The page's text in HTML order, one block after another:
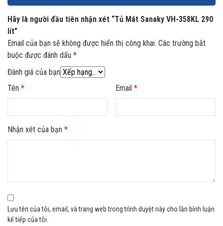
Dàn lạnh bằng nhôm tiết kiệm
còn tiết kiệm chi phí cho người sử dụng khi có giá thành
phải chăng.
Hãy là người đầu tiên nhận xét “Tủ Mát Sanaky VH-358KL 290
lít”
Email của bạn sẽ không được hiển thị công khai. Các trường bắt
buộc được đánh dấu *
Đánh giá của bạn
Nhận xét của bạn *
Tên * Email*
Lưu tên của tôi, email, và trang web trong trình duyệt này cho lần bình luận
kế tiếp của tôi.